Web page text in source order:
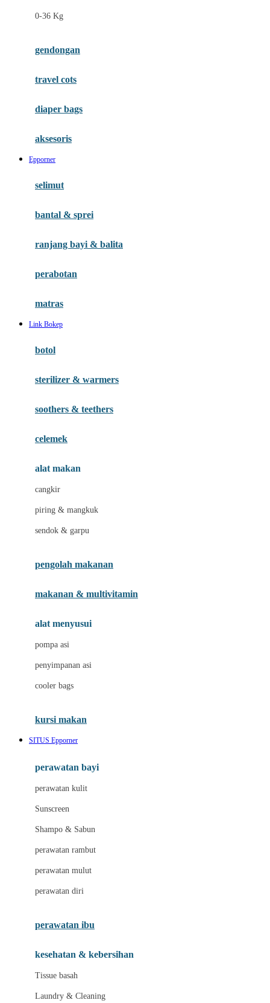
Fisher Price
Gb
Habbie
Haenim
Hauck
Havaianas
Hybrid
I
Inlacta DHA
Ivenet
Joolz
Leclerc
Lee Vierra
Lillebaby
Little Bird Told Me
Little Miss Janis
London Taxi
Love To Dream
M
Magformers
Mamaway
Maxi Cosi
Megabloks
0-36 Kg
gendongan
travel cots
diaper bags
aksesoris
Epporner
selimut
bantal & sprei
ranjang bayi & balita
perabotan
matras
Link Bokep
botol
sterilizer & warmers
soothers & teethers
celemek
alat makan
cangkir
piring & mangkuk
sendok & garpu
pengolah makanan
makanan & multivitamin
alat menyusui
pompa asi
penyimpanan asi
cooler bags
kursi makan
SITUS Epporner
perawatan bayi
perawatan kulit
Sunscreen
Shampo & Sabun
perawatan rambut
perawatan mulut
perawatan diri
perawatan ibu
kesehatan & kebersihan
Tissue basah
Laundry & Cleaning